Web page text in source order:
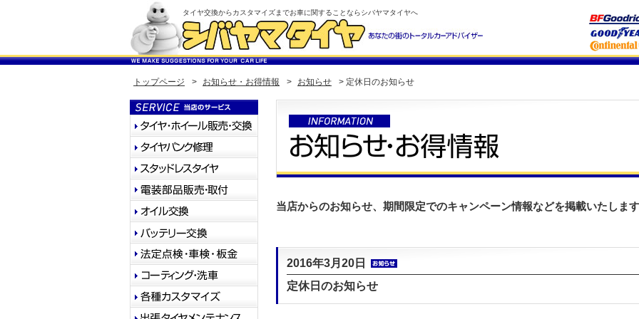
タイヤ交換からカスタマイズまでお車に関することならシバヤマタイヤへ
トップページ > お知らせ・お得情報 > お知らせ > 定休日のお知らせ
当店からのお知らせ、期間限定でのキャンペーン情報などを掲載いたしま
2016年3月20日
定休日のお知らせ